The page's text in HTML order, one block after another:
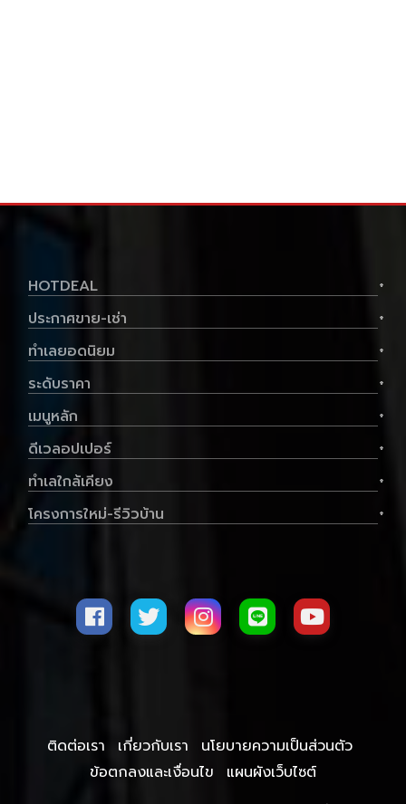
HOTDEAL +
ประกาศขาย-เช่า +
ทำเลยอดนิยม +
ระดับราคา +
เมนูหลัก +
ดีเวลอปเปอร์ +
ทำเลใกล้เคียง +
โครงการใหม่-รีวิวบ้าน +
ติดต่อเรา เกี่ยวกับเรา
นโยบายความเป็นส่วนตัว
ข้อตกลงและเงื่อนไข
แผนผังเว็บไซต์